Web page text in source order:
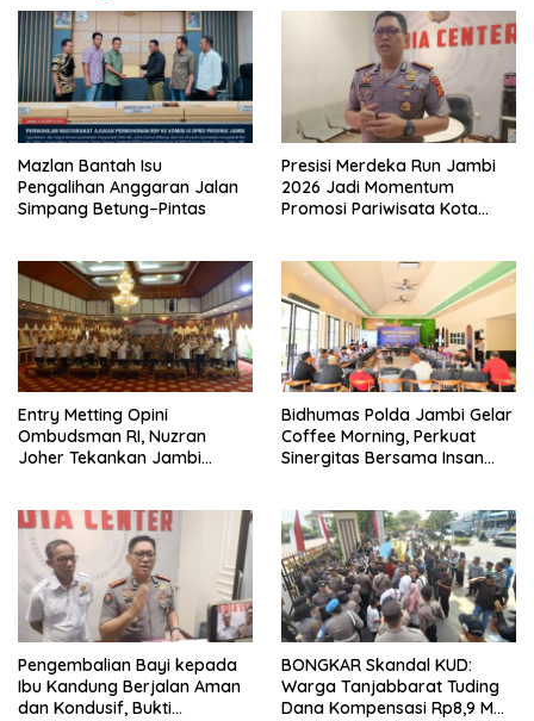
Mazlan Bantah Isu
Pengalihan Anggaran Jalan
Simpang Betung–Pintas
Presisi Merdeka Run Jambi
2026 Jadi Momentum
Promosi Pariwisata Kota
Entry Metting Opini
Ombudsman RI, Nuzran
Joher Tekankan Jambi
Bidhumas Polda Jambi Gelar
Coffee Morning, Perkuat
Sinergitas Bersama Insan
Pengembalian Bayi kepada
Ibu Kandung Berjalan Aman
dan Kondusif, Bukti
BONGKAR Skandal KUD:
Warga Tanjabbarat Tuding
Dana Kompensasi Rp8,9 M